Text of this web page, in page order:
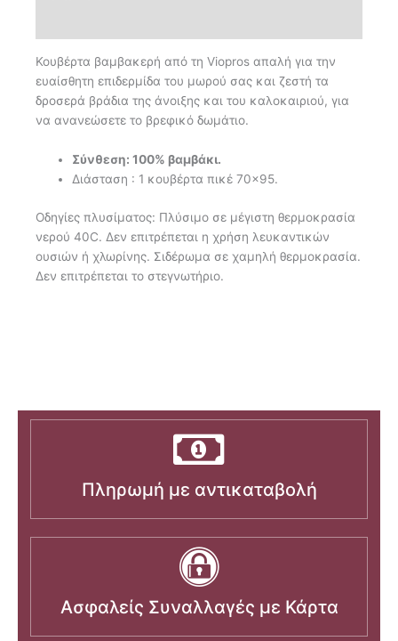
Κουβέρτα βαμβακερή από τη Viopros απαλή για την
ευαίσθητη επιδερμίδα του μωρού σας και ζεστή τα
δροσερά βράδια της άνοιξης και του καλοκαιριού, για
να ανανεώσετε το βρεφικό δωμάτιο.
Σύνθεση: 100% βαμβάκι.
Διάσταση : 1 κουβέρτα πικέ 70×95.
Οδηγίες πλυσίματος: Πλύσιμο σε μέγιστη θερμοκρασία
νερού 40C. Δεν επιτρέπεται η χρήση λευκαντικών
ουσιών ή χλωρίνης. Σιδέρωμα σε χαμηλή θερμοκρασία.
Δεν επιτρέπεται το στεγνωτήριο.
Πληρωμή με αντικαταβολή
Ασφαλείς Συναλλαγές με Κάρτα